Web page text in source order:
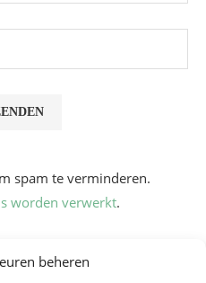
beheren
spam te verminderen.
worden verwerkt.